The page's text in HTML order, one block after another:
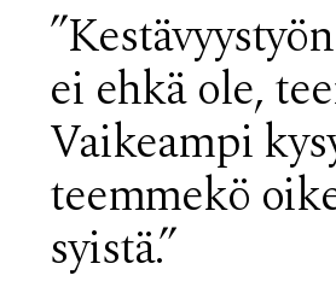
ei ehkä ole,
Vaikeampi
teemmekö
syistä.”